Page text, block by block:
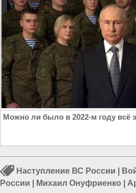
Можно ли было в 2022-м году всё
Наступление ВС России
России
Михаил Онуфриенко